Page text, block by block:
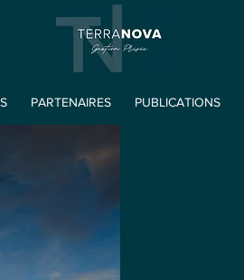
PARTENAIRES PUBLICATIONS